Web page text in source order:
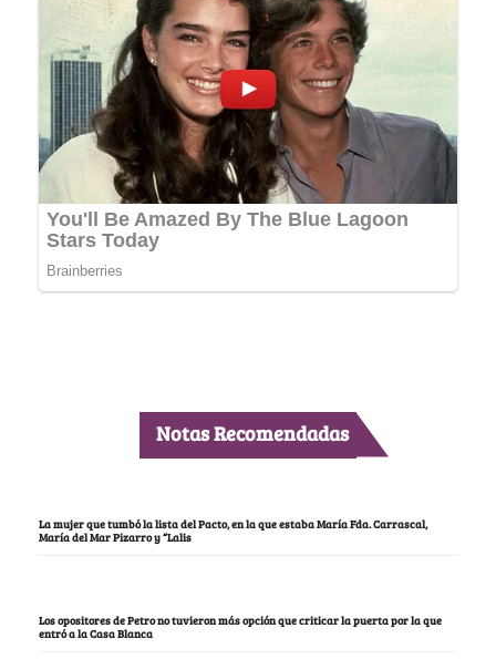
Notas Recomendadas
La mujer que tumbó la lista del Pacto, en la que estaba María Fda. Carrascal,
María del Mar Pizarro y “Lalis
Los opositores de Petro no tuvieron más opción que criticar la puerta por la que
entró a la Casa Blanca